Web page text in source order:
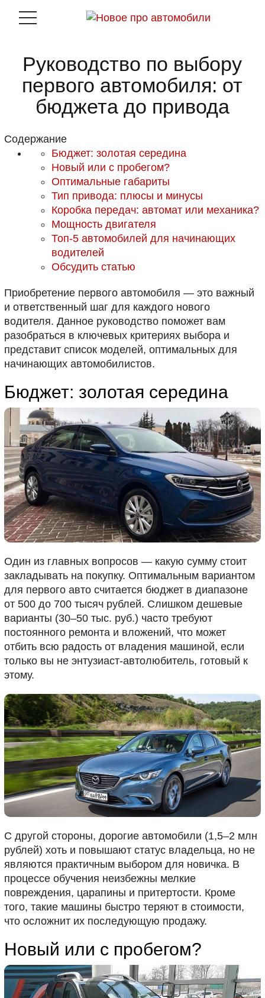
Руководство по выбору
первого автомобиля: от
бюджета до привода
Содержание
Бюджет: золотая середина
Новый или с пробегом?
Оптимальные габариты
Тип привода: плюсы и минусы
Коробка передач: автомат или механика?
Мощность двигателя
Топ-5 автомобилей для начинающих
водителей
Обсудить статью
Приобретение первого автомобиля — это важный
и ответственный шаг для каждого нового
водителя. Данное руководство поможет вам
разобраться в ключевых критериях выбора и
представит список моделей, оптимальных для
начинающих автомобилистов.
Бюджет: золотая середина
Один из главных вопросов — какую сумму стоит
закладывать на покупку. Оптимальным вариантом
для первого авто считается бюджет в диапазоне
от 500 до 700 тысяч рублей. Слишком дешевые
варианты (30–50 тыс. руб.) часто требуют
постоянного ремонта и вложений, что может
отбить всю радость от владения машиной, если
только вы не энтузиаст-автолюбитель, готовый к
этому.
С другой стороны, дорогие автомобили (1,5–2 млн
рублей) хоть и повышают статус владельца, но не
являются практичным выбором для новичка. В
процессе обучения неизбежны мелкие
повреждения, царапины и притертости. Кроме
того, такие машины быстро теряют в стоимости,
что осложнит их последующую продажу.
Новый или с пробегом?